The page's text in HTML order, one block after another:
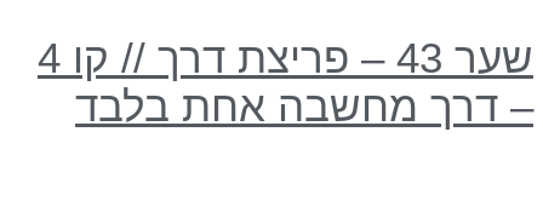
שער 43 – פריצת דרך // קו 4
דרך מחשבה אחת בלבד